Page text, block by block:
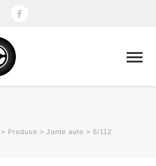
> Produse > Jante auto > 5/112